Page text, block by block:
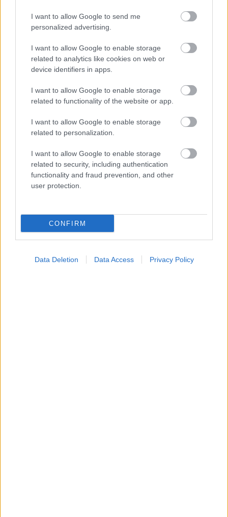
I want to allow Google to send me
personalized advertising.
I want to allow Google to enable storage
related to analytics like cookies on web or
device identifiers in apps.
I want to allow Google to enable storage
related to functionality of the website or app.
I want to allow Google to enable storage
related to personalization.
I want to allow Google to enable storage
related to security, including authentication
functionality and fraud prevention, and other
user protection.
CONFIRM
Data Deletion Data Access Privacy Policy
ΜΠΕΙΤΕ ΣΤΗ ΣΥΖΗΤΗΣΗ
Loading...
Προσθήκη Σχολίου
ΣΗΜΕΡΑ ΣΤΟ IATRONET.GR